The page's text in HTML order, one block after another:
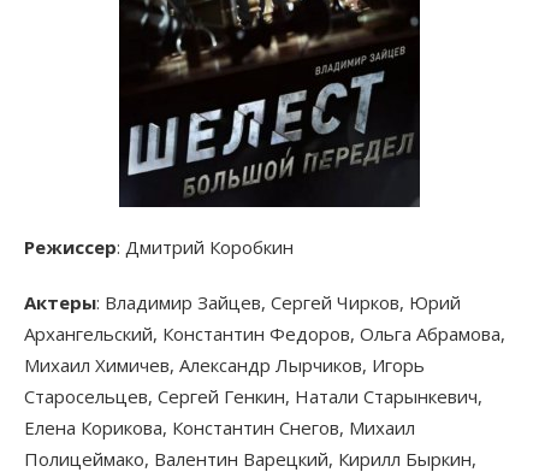
Режиссер: Дмитрий Коробкин
Актеры: Владимир Зайцев, Сергей Чирков, Юрий
Архангельский, Константин Федоров, Ольга Абрамова,
Михаил Химичев, Александр Лырчиков, Игорь
Старосельцев, Сергей Генкин, Натали Старынкевич,
Елена Корикова, Константин Снегов, Михаил
Полицеймако, Валентин Варецкий, Кирилл Быркин,